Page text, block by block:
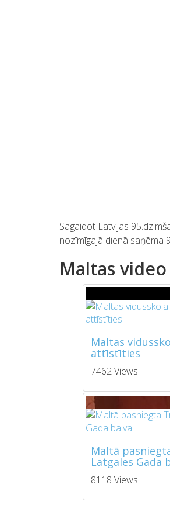
Sagaidot Latvijas
nozīmīgajā dienā saņēma
Maltas
Maltas
attīstīties
7462 Views
Maltā
Latgales Gada
8118 Views